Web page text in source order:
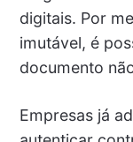
digitais. Por
imutável, é
documento
Empresas já